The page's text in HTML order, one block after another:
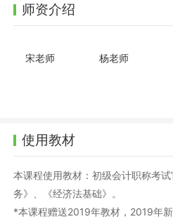
师资介绍
宋老师 杨老师
使用教材
本课程使用教材：初级会计职称考
务》、《经济法基础》。
*本课程赠送2019年教材，2019年